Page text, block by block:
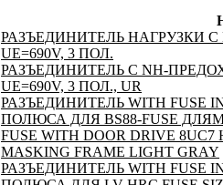
РАЗЪЕДИНИТЕЛЬ НАГРУЗКИ С
UE=690V, 3 ПОЛ.
РАЗЪЕДИНИТЕЛЬ С NH-
UE=690V, 3 ПОЛ., UR
РАЗЪЕДИНИТЕЛЬ WITH FUSE IN
ПОЛЮСА ДЛЯ BS88-FUSE
FUSE WITH DOOR DRIVE
MASKING FRAME LIGHT GRAY
РАЗЪЕДИНИТЕЛЬ WITH FUSE IN